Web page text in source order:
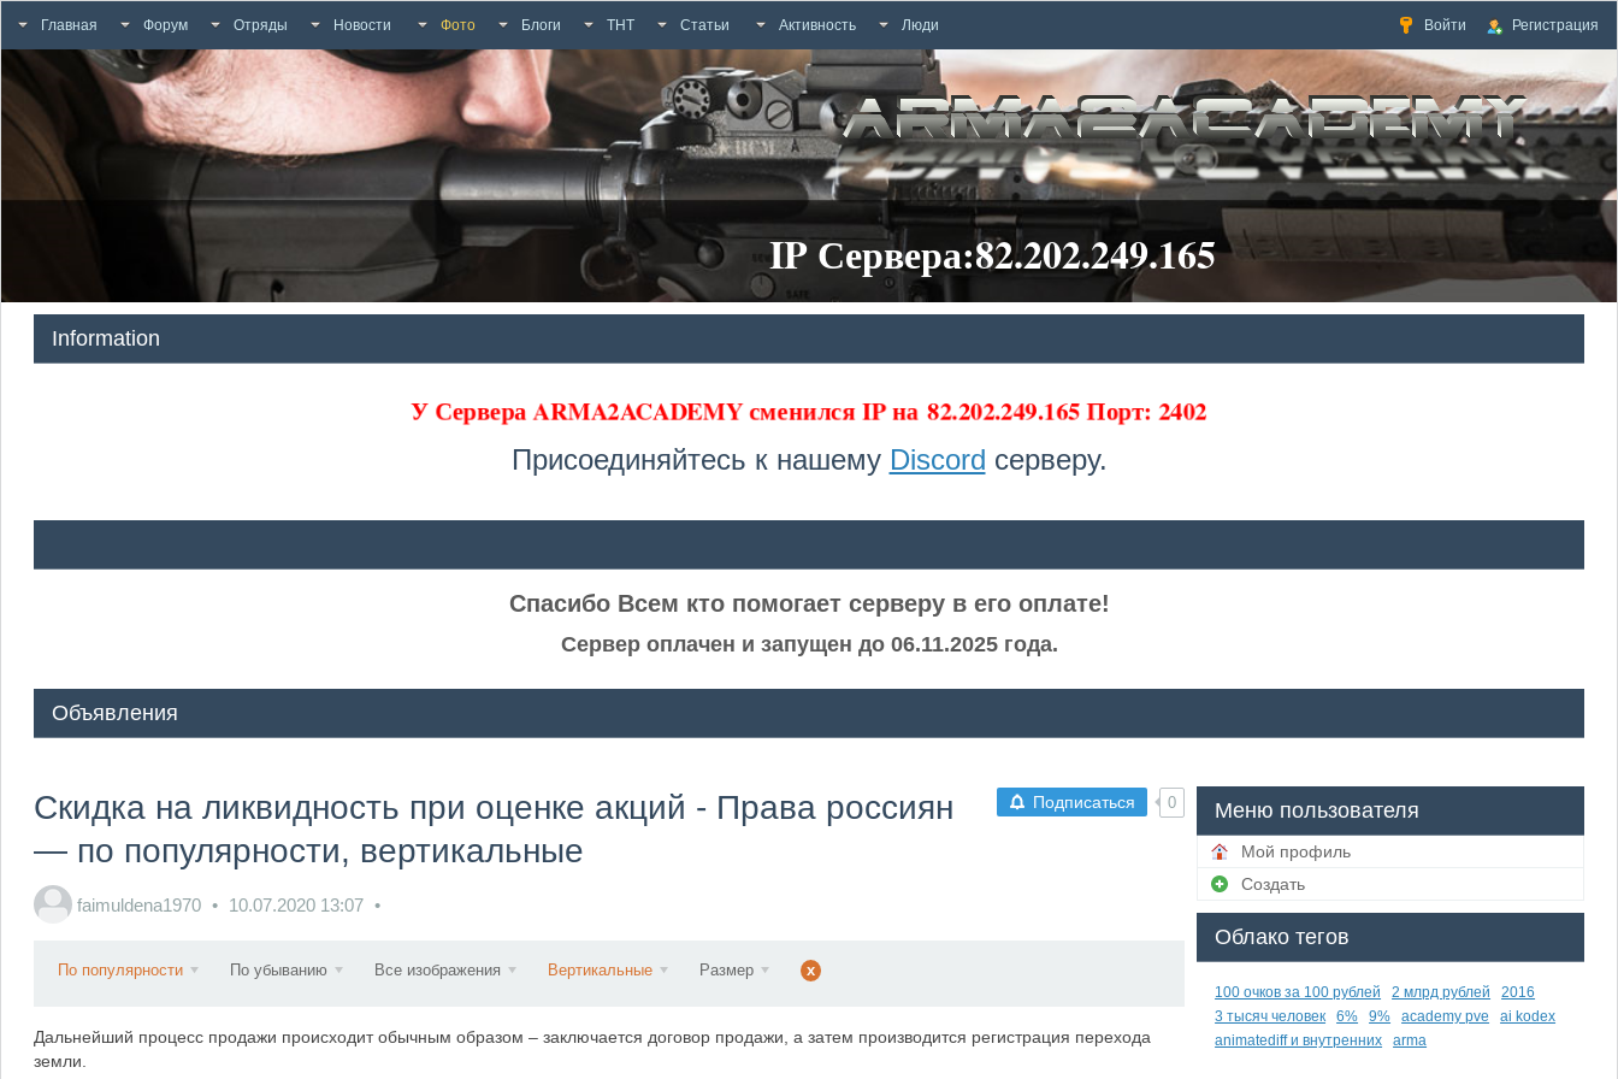
Главная Форум Отряды Новости Фото Блоги ТНТ Статьи Активность Люди Войти Регистрация
IP Сервера:82.202.249.165
Information
У Сервера ARMA2ACADEMY сменился IP на82.202.249.165 Порт: 2402
Присоединяйтесь к нашему Discord серверу.
Спасибо Всем кто помогает серверу в его оплате!
Сервер оплачен и запущен до 06.11.2025 года.
Объявления
Подписаться 0
Скидка на ликвидность при оценке акций - Права россиян
— по популярности, вертикальные
faimuldena1970 10.07.2020 13:07
По популярности По убыванию Все изображения Вертикальные Размер x
Дальнейший процесс продажи происходит обычным образом – заключается договор продажи, а затем производится регистрация перехода
земли.
Меню пользователя
Мой профиль
Создать
Облако тегов
100 очков за 100 рублей 2 млрд рублей
2016
3 тысяч человек
6% 9% academy pve
ai kodex
animatediff и внутренних
arma